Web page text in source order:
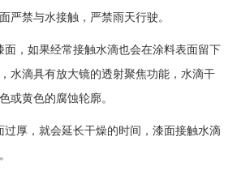
严禁与水接触，严禁雨天行驶。
面，如果经常接触水滴也会在涂料表面留下
水滴具有放大镜的透射聚焦功能，水滴干
或黄色的腐蚀轮廓。
过厚，就会延长干燥的时间，漆面接触水滴